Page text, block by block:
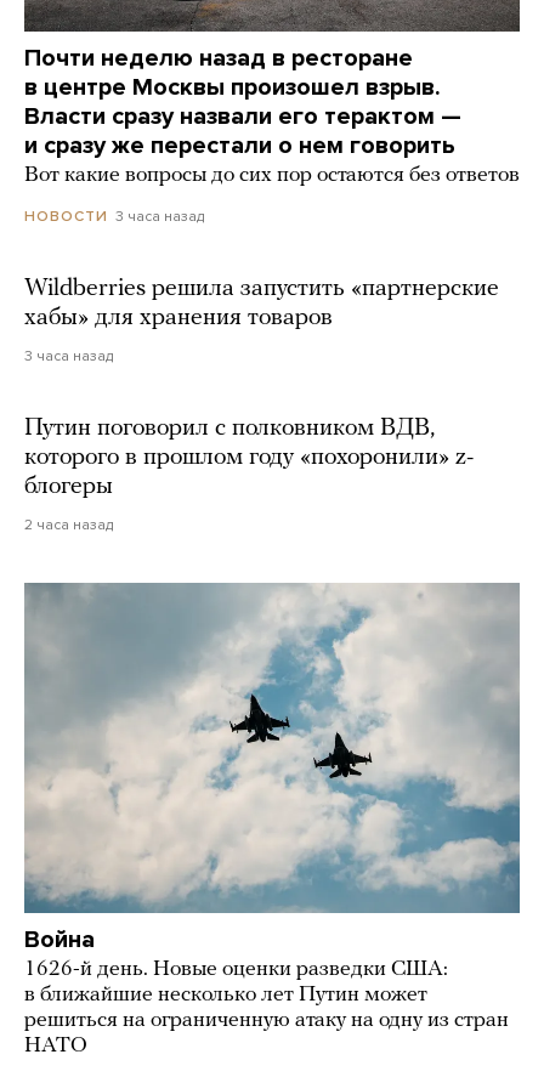
Почти неделю назад в ресторане
в центре Москвы произошел взрыв.
Власти сразу назвали его терактом —
и сразу же перестали о нем говорить
Вот какие вопросы до сих пор остаются без ответов
НОВОСТИ 3 часа назад
Wildberries решила запустить «партнерские
хабы» для хранения товаров
3 часа назад
Путин поговорил с полковником ВДВ,
которого в прошлом году «похоронили» z-
блогеры
2 часа назад
Война
1626-й день. Новые оценки разведки США:
в ближайшие несколько лет Путин может
решиться на ограниченную атаку на одну из стран
НАТО